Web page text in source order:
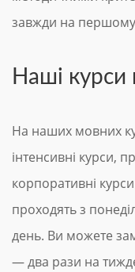
завжди на першому
Наші курси
На наших мовних
інтенсивні курси,
корпоративні
проходять з
день. Ви можете
— два рази на